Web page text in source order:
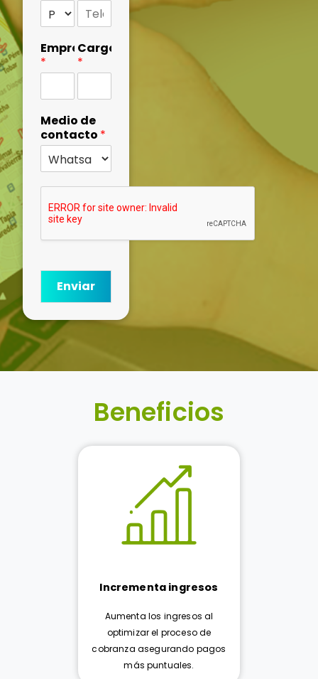
Empresa
*
Cargo
*
Medio de
contacto *
Enviar
Beneficios
Incrementa ingresos
Aumenta los ingresos al
optimizar el proceso de
cobranza asegurando pagos
más puntuales.